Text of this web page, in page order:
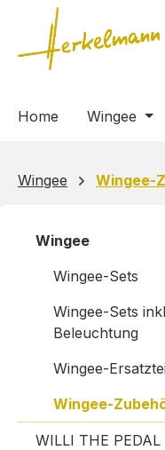
Hauptinhalt springen
Zur Suche springen
Zur
Home Wingee
Wingee Wingee-
Wingee
Wingee-Sets
Wingee-Sets
Beleuchtung
Wingee-
Wingee-
WILLI THE PEDAL